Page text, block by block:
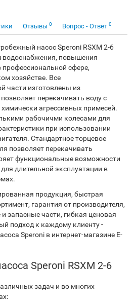
Отзывы 0 Вопрос - Ответ 0
насос Speroni RSXM 2-6
водоснабжения, повышения
сфере,
хозяйстве. Все
части изготовлены из
перекачивать воду с
агрессивных примесей.
рабочичми колесами для
при использовании
Стандартное торцевое
позволяет перекачивать
функциональные возможности
длительной эксплуатации в
продукция, быстрая
гарантия от производителя,
запасные части, гибкая ценовая
подход к каждому клиенту -
Speroni в интернет-магазине E-
Speroni RSXM 2-6
задач и во многих